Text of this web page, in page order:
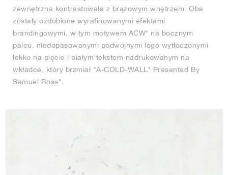
zewnętrzna kontrastowała z brązowym wnętrzem. Oba
zostały ozdobione wyrafinowanymi efektami
brandingowymi, w tym motywem ACW* na bocznym
palcu, niedopasowanymi podwójnymi logo wytłoczonymi
lekko na pięcie i białym tekstem nadrukowanym na
wkładce, który brzmiał "A-COLD-WALL* Presented By
Samuel Ross".